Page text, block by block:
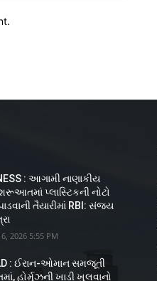
: આગામી નાણાકીય
શરૂઆતમાં પ્લાસ્ટિકની નોટો
તૈયારીમાં RBI: સંજય
2026 5:55 PM
: ઈરાન-ઓમાન સમજૂતી
હોર્મુઝની ખાડી ખુલવાનો